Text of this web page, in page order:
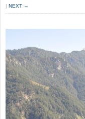
| NEXT →